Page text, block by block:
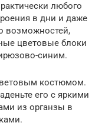
любого
в дни и даже
возможностей,
цветовые блоки
синим.
костюмом.
его с яркими
из органзы в